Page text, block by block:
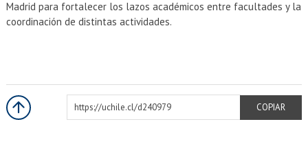
Madrid para fortalecer los lazos académicos entre facultades y la
coordinación de distintas actividades.
https://uchile.cl/d240979
COPIAR